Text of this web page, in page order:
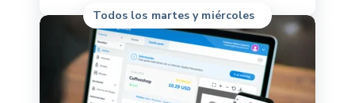
Todos los martes y miércoles